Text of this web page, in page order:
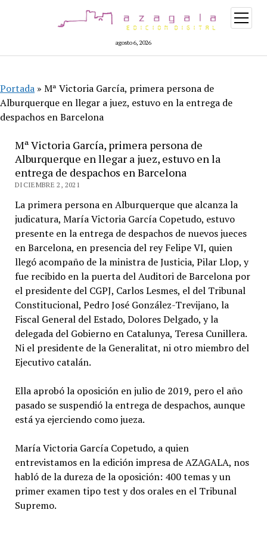
agosto 6, 2026
abrir
menú
Portada » Mª Victoria García, primera persona de
Alburquerque en llegar a juez, estuvo en la entrega de
despachos en Barcelona
Mª Victoria García, primera persona de
Alburquerque en llegar a juez, estuvo en la
entrega de despachos en Barcelona
DICIEMBRE 2, 2021
La primera persona en Alburquerque que alcanza la
judicatura, María Victoria García Copetudo, estuvo
presente en la entrega de despachos de nuevos jueces
en Barcelona, en presencia del rey Felipe VI, quien
llegó acompaño de la ministra de Justicia, Pilar Llop, y
fue recibido en la puerta del Auditori de Barcelona por
el presidente del CGPJ, Carlos Lesmes, el del Tribunal
Constitucional, Pedro José González-Trevijano, la
Fiscal General del Estado, Dolores Delgado, y la
delegada del Gobierno en Catalunya, Teresa Cunillera.
Ni el presidente de la Generalitat, ni otro miembro del
Ejecutivo catalán.
Ella aprobó la oposición en julio de 2019, pero el año
pasado se suspendió la entrega de despachos, aunque
está ya ejerciendo como jueza.
María Victoria García Copetudo, a quien
entrevistamos en la edición impresa de AZAGALA, nos
habló de la dureza de la oposición: 400 temas y un
primer examen tipo test y dos orales en el Tribunal
Supremo.